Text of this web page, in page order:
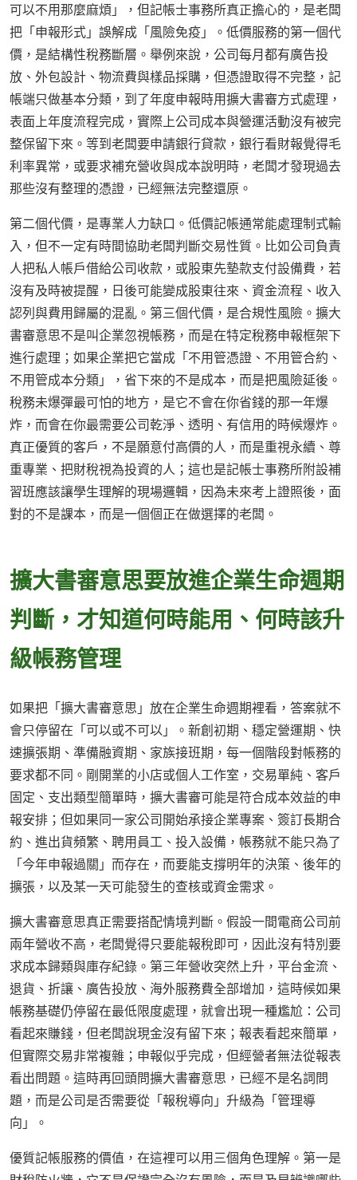
可以不用那麼麻煩」，但記帳士事務所真正擔心的，是老闆
把「申報形式」誤解成「風險免疫」。低價服務的第一個代
價，是結構性稅務斷層。舉例來說，公司每月都有廣告投
放、外包設計、物流費與樣品採購，但憑證取得不完整，記
帳端只做基本分類，到了年度申報時用擴大書審方式處理，
表面上年度流程完成，實際上公司成本與營運活動沒有被完
整保留下來。等到老闆要申請銀行貸款，銀行看財報覺得毛
利率異常，或要求補充營收與成本說明時，老闆才發現過去
那些沒有整理的憑證，已經無法完整還原。
第二個代價，是專業人力缺口。低價記帳通常能處理制式輸
入，但不一定有時間協助老闆判斷交易性質。比如公司負責
人把私人帳戶借給公司收款，或股東先墊款支付設備費，若
沒有及時被提醒，日後可能變成股東往來、資金流程、收入
認列與費用歸屬的混亂。第三個代價，是合規性風險。擴大
書審意思不是叫企業忽視帳務，而是在特定稅務申報框架下
進行處理；如果企業把它當成「不用管憑證、不用管合約、
不用管成本分類」，省下來的不是成本，而是把風險延後。
稅務未爆彈最可怕的地方，是它不會在你省錢的那一年爆
炸，而會在你最需要公司乾淨、透明、有信用的時候爆炸。
真正優質的客戶，不是願意付高價的人，而是重視永續、尊
重專業、把財稅視為投資的人；這也是記帳士事務所附設補
習班應該讓學生理解的現場邏輯，因為未來考上證照後，面
對的不是課本，而是一個個正在做選擇的老闆。
擴大書審意思要放進企業生命週期
判斷，才知道何時能用、何時該升
級帳務管理
如果把「擴大書審意思」放在企業生命週期裡看，答案就不
會只停留在「可以或不可以」。新創初期、穩定營運期、快
速擴張期、準備融資期、家族接班期，每一個階段對帳務的
要求都不同。剛開業的小店或個人工作室，交易單純、客戶
固定、支出類型簡單時，擴大書審可能是符合成本效益的申
報安排；但如果同一家公司開始承接企業專案、簽訂長期合
約、進出貨頻繁、聘用員工、投入設備，帳務就不能只為了
「今年申報過關」而存在，而要能支撐明年的決策、後年的
擴張，以及某一天可能發生的查核或資金需求。
擴大書審意思真正需要搭配情境判斷。假設一間電商公司前
兩年營收不高，老闆覺得只要能報稅即可，因此沒有特別要
求成本歸類與庫存紀錄。第三年營收突然上升，平台金流、
退貨、折讓、廣告投放、海外服務費全部增加，這時候如果
帳務基礎仍停留在最低限度處理，就會出現一種尷尬：公司
看起來賺錢，但老闆說現金沒有留下來；報表看起來簡單，
但實際交易非常複雜；申報似乎完成，但經營者無法從報表
看出問題。這時再回頭問擴大書審意思，已經不是名詞問
題，而是公司是否需要從「報稅導向」升級為「管理導
向」。
優質記帳服務的價值，在這裡可以用三個角色理解。第一是